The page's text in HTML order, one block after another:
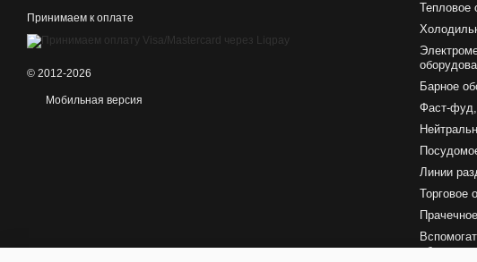
Принимаем к оплате
© 2012-2026
Мобильная версия
Тепловое
Барное
Фаст-фуд,
Линии
Торговое